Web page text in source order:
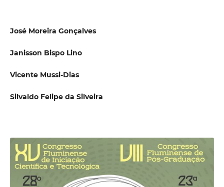
José Moreira Gonçalves
Janisson Bispo Lino
Vicente Mussi-Dias
Silvaldo Felipe da Silveira